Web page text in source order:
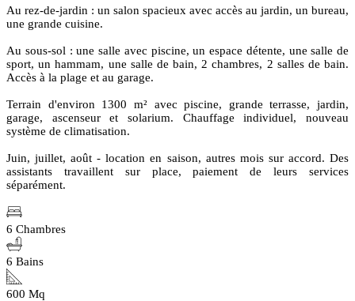
Au rez-de-jardin : un salon spacieux avec accès au jardin, un bureau,
une grande cuisine.
Au sous-sol : une salle avec piscine, un espace détente, une salle de
sport, un hammam, une salle de bain, 2 chambres, 2 salles de bain.
Accès à la plage et au garage.
Terrain d'environ 1300 m² avec piscine, grande terrasse, jardin,
garage, ascenseur et solarium. Chauffage individuel, nouveau
système de climatisation.
Juin, juillet, août - location en saison, autres mois sur accord. Des
assistants travaillent sur place, paiement de leurs services
séparément.
6 Chambres
6 Bains
600 Mq